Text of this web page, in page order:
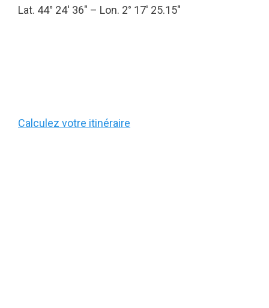
Lat. 44° 24′ 36″ – Lon. 2° 17′ 25.15″
Calculez votre itinéraire